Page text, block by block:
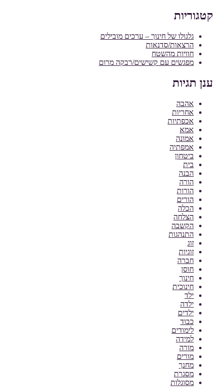
קטגוריות
גלגולו של חינוך – ערכים מובילים
הרצאות/סדנאות
חוויות מהשטח
מפגשים עם קשישים/רבקה מרום
ענן תגיות
אהבה
אחריות
אכפתיות
אמא
אמונה
אמפתיה
ביטחון
בית
הבנה
הורה
הורות
הורים
הכלה
הצלחה
הקשבה
התנהגות
זוג
זוגיות
חברה
חוסן
חינוך
חינוכית
ילד
ילדה
ילדים
כבוד
לימודים
למידה
מורה
מורים
מחנך
מסגרת
מסוגלות